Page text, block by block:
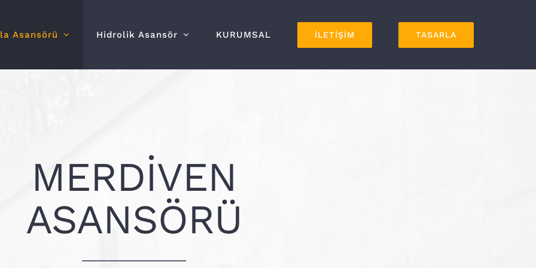
Asansörü Hidrolik Asansör KURUMSAL İLETİŞİM TASARLA
MERDİVEN
ASANSÖRÜ